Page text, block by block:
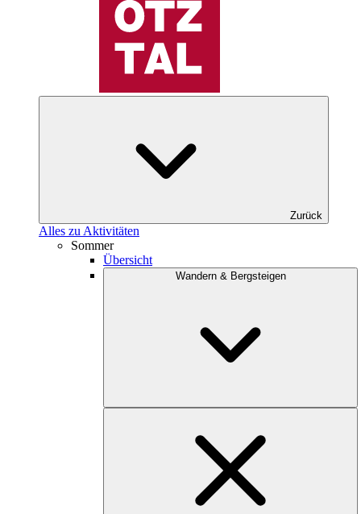
Zurück
Alles zu Aktivitäten
Sommer
Übersicht
Wandern & Bergsteigen